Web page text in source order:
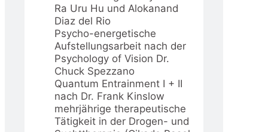
Ra Uru Hu und Alokanand
Diaz del Rio
Psycho-energetische
Aufstellungsarbeit nach der
Psychology of Vision Dr.
Chuck Spezzano
Quantum Entrainment I + II
nach Dr. Frank Kinslow
mehrjährige therapeutische
Tätigkeit in der Drogen- und